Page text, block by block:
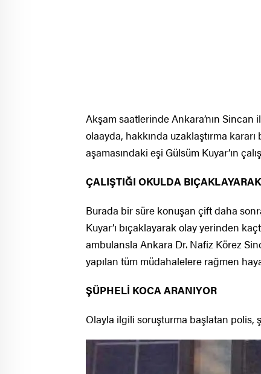
Akşam saatlerinde Ankara’nın
olaayda, hakkında uzaklaştırma
aşamasındaki eşi Gülsüm Kuyar’ın
ÇALIŞTIĞI OKULDA
Burada bir süre konuşan çift daha
Kuyar’ı bıçaklayarak olay yerinden
ambulansla Ankara Dr. Nafiz Körez
yapılan tüm müdahalelere rağmen
ŞÜPHELİ KOCA ARANIYOR
Olayla ilgili soruşturma başlatan polis,